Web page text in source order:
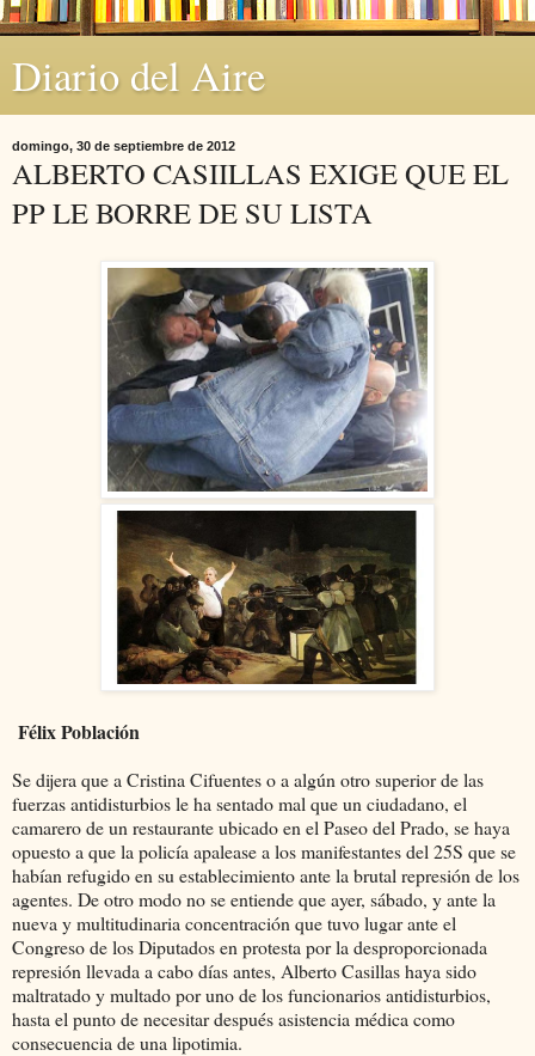
Diario del Aire
domingo, 30 de septiembre de 2012
ALBERTO CASIILLAS EXIGE QUE EL
PP LE BORRE DE SU LISTA
Félix Población
Se dijera que a Cristina Cifuentes o a algún otro superior de las
fuerzas antidisturbios le ha sentado mal que un ciudadano, el
camarero de un restaurante ubicado en el Paseo del Prado, se haya
opuesto a que la policía apalease a los manifestantes del 25S que se
habían refugido en su establecimiento ante la brutal represión de los
agentes. De otro modo no se entiende que ayer, sábado, y ante la
nueva y multitudinaria concentración que tuvo lugar ante el
Congreso de los Diputados en protesta por la desproporcionada
represión llevada a cabo días antes, Alberto Casillas haya sido
maltratado y multado por uno de los funcionarios antidisturbios,
hasta el punto de necesitar después asistencia médica como
consecuencia de una lipotimia.